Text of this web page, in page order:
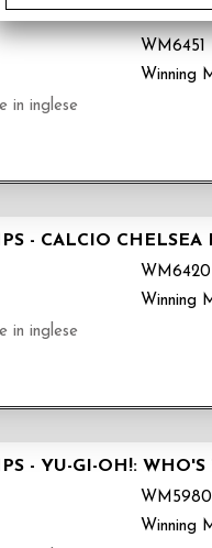
- CALCIO ARSENAL
WM6451
Winning
in inglese
- CALCIO CHELSEA
WM6420
Winning
in inglese
- YU-GI-OH!:
WM5980
Winning